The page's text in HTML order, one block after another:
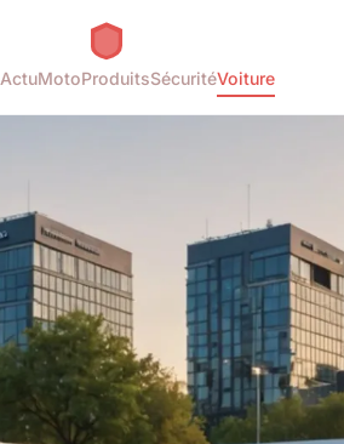
ActuMotoProduitsSécuritéVoiture